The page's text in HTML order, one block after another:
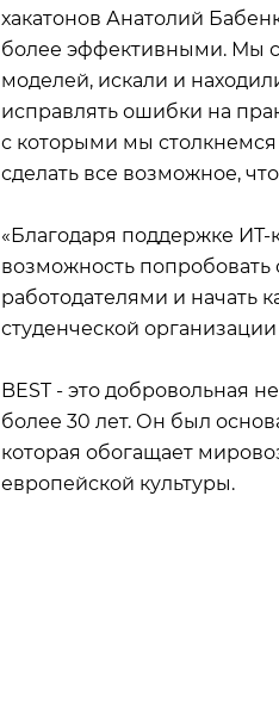
хакатонов Анатолий
более эффективными. Мы
моделей, искали и
исправлять ошибки на
с которыми мы
сделать все возможное,
«Благодаря поддержке
возможность
работодателями и начать
студенческой
BEST - это добровольная
более 30 лет. Он был
которая обогащает
европейской культуры.